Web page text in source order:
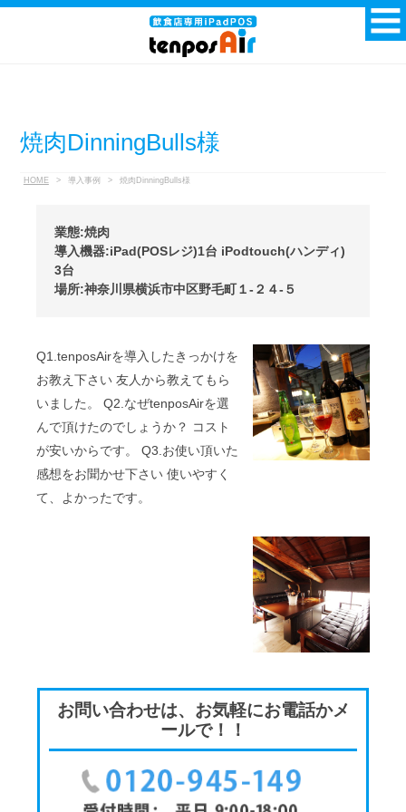
焼肉DinningBulls様
HOME > 導入事例 > 焼肉DinningBulls様
業態:焼肉
導入機器:iPad(POSレジ)1台 iPodtouch(ハンディ)
3台
場所:神奈川県横浜市中区野毛町１-２４-５
Q1.tenposAirを導入したきっかけを
お教え下さい 友人から教えてもら
いました。 Q2.なぜtenposAirを選
んで頂けたのでしょうか？ コスト
が安いからです。 Q3.お使い頂いた
感想をお聞かせ下さい 使いやすく
て、よかったです。
お問い合わせは、お気軽にお電話かメ
ールで！！